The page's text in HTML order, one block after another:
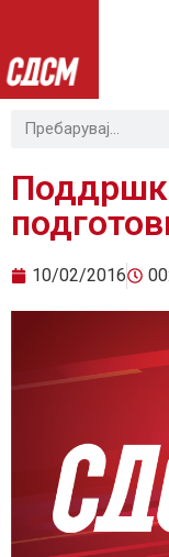
10/02/2016